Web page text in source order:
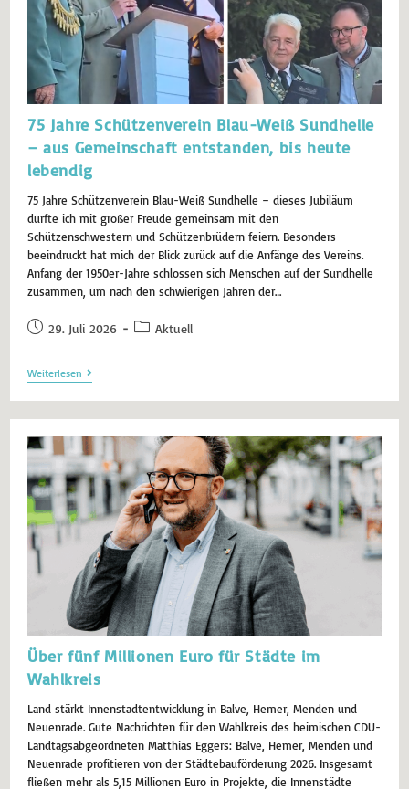
75 Jahre Schützenverein Blau-Weiß Sundhelle
– aus Gemeinschaft entstanden, bis heute
lebendig
75 Jahre Schützenverein Blau-Weiß Sundhelle – dieses Jubiläum
durfte ich mit großer Freude gemeinsam mit den
Schützenschwestern und Schützenbrüdern feiern. Besonders
beeindruckt hat mich der Blick zurück auf die Anfänge des Vereins.
Anfang der 1950er-Jahre schlossen sich Menschen auf der Sundhelle
zusammen, um nach den schwierigen Jahren der…
29. Juli 2026 Aktuell
Weiterlesen
Über fünf Millionen Euro für Städte im
Wahlkreis
Land stärkt Innenstadtentwicklung in Balve, Hemer, Menden und
Neuenrade. Gute Nachrichten für den Wahlkreis des heimischen CDU-
Landtagsabgeordneten Matthias Eggers: Balve, Hemer, Menden und
Neuenrade profitieren von der Städtebauförderung 2026. Insgesamt
fließen mehr als 5,15 Millionen Euro in Projekte, die Innenstädte